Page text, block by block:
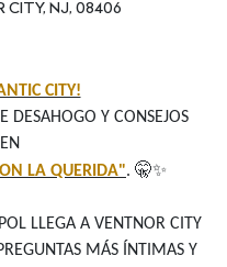
CITY, NJ, 08406
CITY!
DESAHOGO Y CONSEJOS
LA QUERIDA". 🤫✨
LLEGA A VENTNOR CITY
MÁS ÍNTIMAS Y